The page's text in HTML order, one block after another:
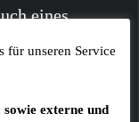
eines
für unseren Service
externe und